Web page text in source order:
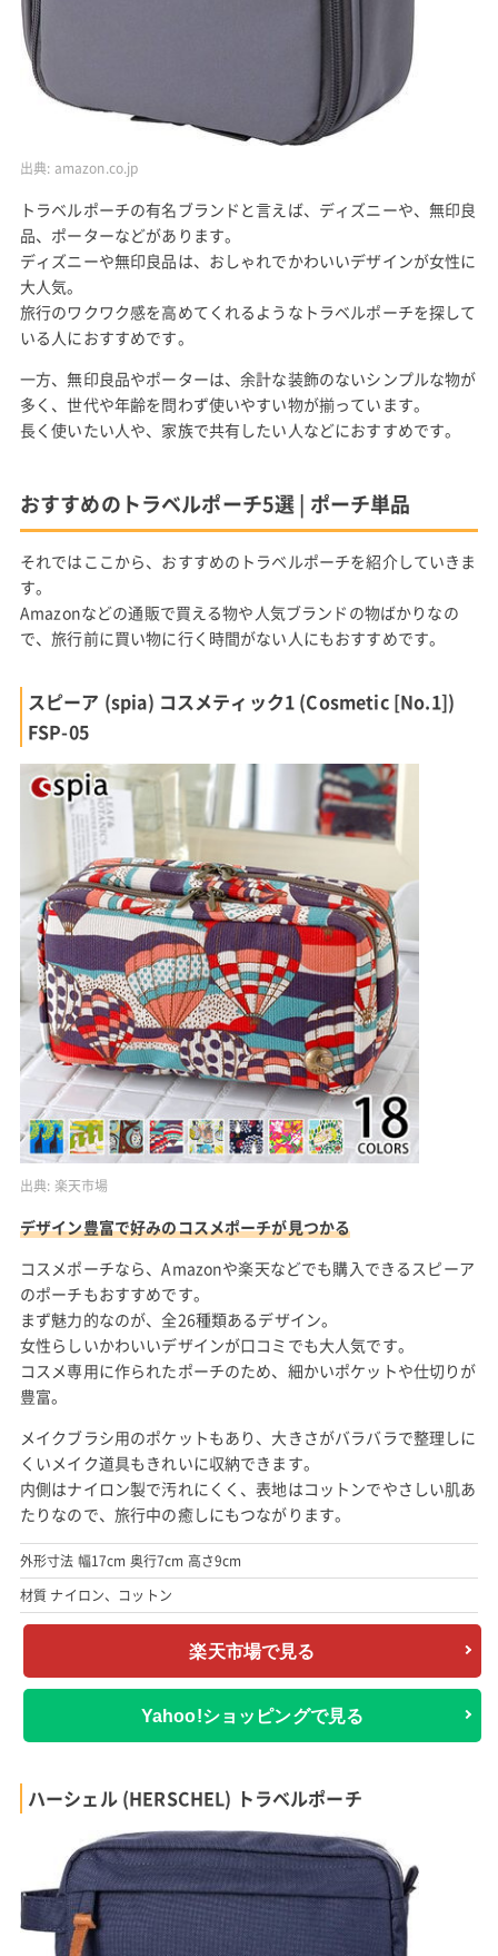
出典: amazon.co.jp
トラベルポーチの有名ブランドと言えば、ディズニーや、無印良
品、ポーターなどがあります。
ディズニーや無印良品は、おしゃれでかわいいデザインが女性に
大人気。
旅行のワクワク感を高めてくれるようなトラベルポーチを探して
いる人におすすめです。
一方、無印良品やポーターは、余計な装飾のないシンプルな物が
多く、世代や年齢を問わず使いやすい物が揃っています。
長く使いたい人や、家族で共有したい人などにおすすめです。
おすすめのトラベルポーチ5選 | ポーチ単品
それではここから、おすすめのトラベルポーチを紹介していきま
す。
Amazonなどの通販で買える物や人気ブランドの物ばかりなの
で、旅行前に買い物に行く時間がない人にもおすすめです。
スピーア (spia) コスメティック1 (Cosmetic [No.1])
FSP-05
出典: 楽天市場
デザイン豊富で好みのコスメポーチが見つかる
コスメポーチなら、Amazonや楽天などでも購入できるスピーア
のポーチもおすすめです。
まず魅力的なのが、全26種類あるデザイン。
女性らしいかわいいデザインが口コミでも大人気です。
コスメ専用に作られたポーチのため、細かいポケットや仕切りが
豊富。
メイクブラシ用のポケットもあり、大きさがバラバラで整理しに
くいメイク道具もきれいに収納できます。
内側はナイロン製で汚れにくく、表地はコットンでやさしい肌あ
たりなので、旅行中の癒しにもつながります。
外形寸法 幅17cm 奥行7cm 高さ9cm
材質 ナイロン、コットン
楽天市場で見る
Yahoo!ショッピングで見る
ハーシェル (HERSCHEL) トラベルポーチ